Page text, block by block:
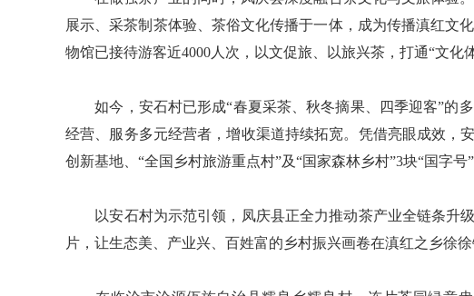
展示、采茶制茶体验、茶俗文化传播于一体，成为传播滇红文
物馆已接待游客近4000人次，以文促旅、以旅兴茶，打通“文化
如今，安石村已形成“春夏采茶、秋冬摘果、四季迎客”的多
经营、服务多元经营者，增收渠道持续拓宽。凭借亮眼成效，
创新基地、“全国乡村旅游重点村”及“国家森林乡村”3块“国字号
以安石村为示范引领，凤庆县正全力推动茶产业全链条升级
片，让生态美、产业兴、百姓富的乡村振兴画卷在滇红之乡徐徐